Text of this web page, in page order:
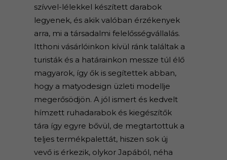
szívvel-lélekkel készített darabok
legyenek, és akik valóban érzékenyek
arra, mi a társadalmi felelősségvállalás.
Itthoni vásárlóinkon kívül ránk találtak a
turisták és a határainkon messze túl élő
magyarok, így ők is segítettek abban,
hogy a matyodesign üzleti modellje
megerősödjön. A jól ismert és kedvelt
hímzett ruhadarabok és kiegészítők
tára így egyre bővül, de megtartottuk a
teljes termékpalettát, hiszen sok új
vevő is érkezik, olykor Japából, néha